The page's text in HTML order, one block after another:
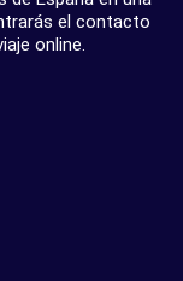
el contacto
online.